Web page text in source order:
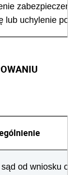
lub uchylenie
od wniosku o: